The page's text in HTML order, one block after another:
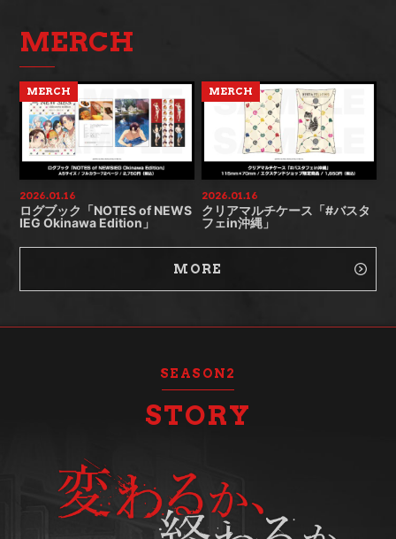
MERCH
MERCH
2026.01.16
ログブック「NOTES of NEWS
IEG Okinawa Edition」
MERCH
2026.01.16
クリアマルチケース「#バスタ
フェin沖縄」
MORE
SEASON2
STORY